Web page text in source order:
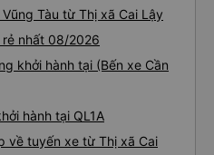
Tàu từ Thị xã Cai Lậy
nhất 08/2026
khởi hành tại (Bến xe Cần
hành tại QL1A
về tuyến xe từ Thị xã Cai